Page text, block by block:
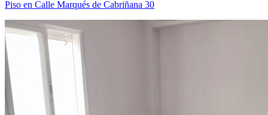
Piso en Calle Marqués de Cabriñana 30